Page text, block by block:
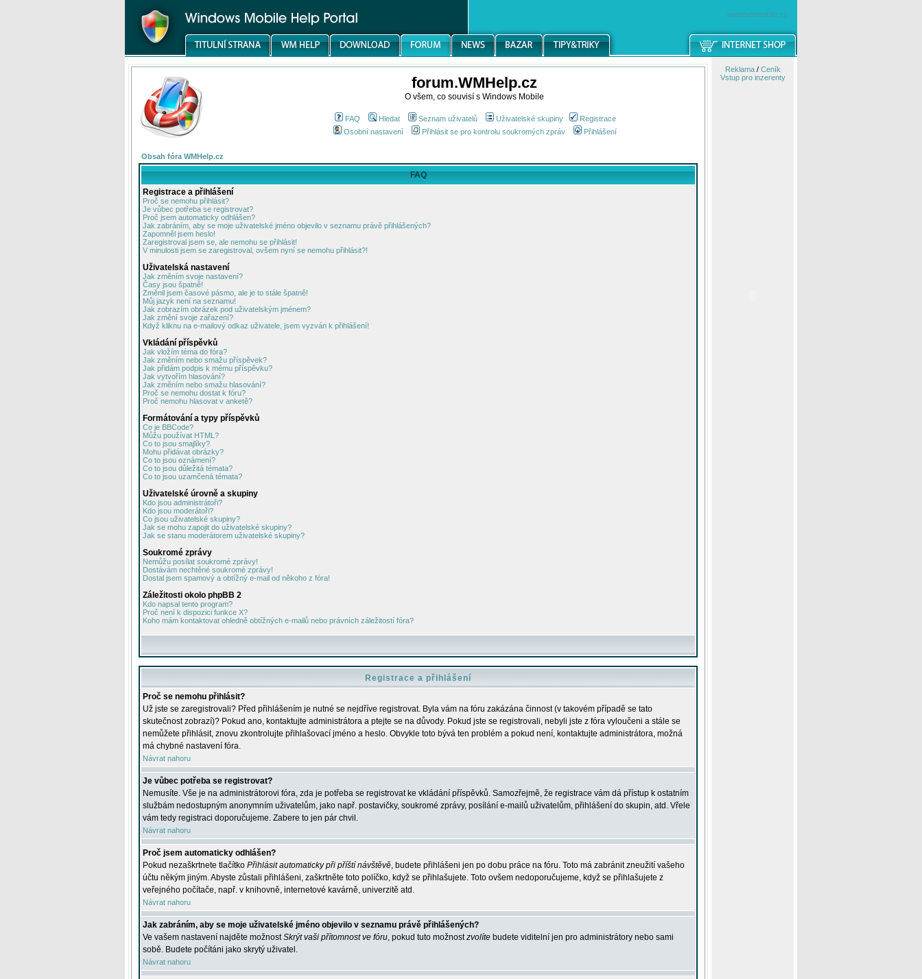
windowsmobile.cz
forum.WMHelp.cz
O všem, co souvisí s Windows Mobile
FAQ Hledat Seznam uživatelů Uživatelské skupiny
Registrace
Osobní nastavení
Přihlásit se pro kontrolu soukromých zpráv Přihlášení
Obsah fóra WMHelp.cz
FAQ
Registrace a přihlášení
Proč se nemohu přihlásit?
Je vůbec potřeba se registrovat?
Proč jsem automaticky odhlášen?
Jak zabráním, aby se moje uživatelské jméno objevilo v seznamu právě přihlášených?
Zapomněl jsem heslo!
Zaregistroval jsem se, ale nemohu se přihlásit!
V minulosti jsem se zaregistroval, ovšem nyní se nemohu přihlásit?!
Uživatelská nastavení
Jak změním svoje nastavení?
Časy jsou špatně!
Změnil jsem časové pásmo, ale je to stále špatně!
Můj jazyk není na seznamu!
Jak zobrazím obrázek pod uživatelským jménem?
Jak změní svoje zařazení?
Když kliknu na e-mailový odkaz uživatele, jsem vyzván k přihlášení!
Vkládání příspěvků
Jak vložím téma do fóra?
Jak změním nebo smažu příspěvek?
Jak přidám podpis k mému příspěvku?
Jak vytvořím hlasování?
Jak změním nebo smažu hlasování?
Proč se nemohu dostat k fóru?
Proč nemohu hlasovat v anketě?
Formátování a typy příspěvků
Co je BBCode?
Můžu používat HTML?
Co to jsou smajlíky?
Mohu přidávat obrázky?
Co to jsou oznámení?
Co to jsou důležitá témata?
Co to jsou uzamčená témata?
Uživatelské úrovně a skupiny
Kdo jsou administrátoři?
Kdo jsou moderátoři?
Co jsou uživatelské skupiny?
Jak se mohu zapojit do uživatelské skupiny?
Jak se stanu moderátorem uživatelské skupiny?
Soukromé zprávy
Nemůžu posílat soukromé zprávy!
Dostávám nechtěné soukromé zprávy!
Dostal jsem spamový a obtížný e-mail od někoho z fóra!
Záležitosti okolo phpBB 2
Kdo napsal tento program?
Proč není k dispozici funkce X?
Koho mám kontaktovat ohledně obtížných e-mailů nebo právních záležitostí fóra?
Registrace a přihlášení
Proč se nemohu přihlásit?
Už jste se zaregistrovali? Před přihlášením je nutné se nejdříve registrovat. Byla vám na fóru zakázána činnost (v takovém případě se tato
skutečnost zobrazí)? Pokud ano, kontaktujte administrátora a ptejte se na důvody. Pokud jste se registrovali, nebyli jste z fóra vyloučeni a stále se
nemůžete přihlásit, znovu zkontrolujte přihlašovací jméno a heslo. Obvykle toto bývá ten problém a pokud není, kontaktujte administrátora, možná
má chybné nastavení fóra.
Návrat nahoru
Je vůbec potřeba se registrovat?
Nemusíte. Vše je na administrátorovi fóra, zda je potřeba se registrovat ke vkládání příspěvků. Samozřejmě, že registrace vám dá přístup k ostatním
službám nedostupným anonymním uživatelům, jako např. postavičky, soukromé zprávy, posílání e-mailů uživatelům, přihlášení do skupin, atd. Vřele
vám tedy registraci doporučujeme. Zabere to jen pár chvil.
Návrat nahoru
Proč jsem automaticky odhlášen?
Pokud nezaškrtnete tlačítko Přihlásit automaticky při příští návštěvě, budete přihlášeni jen po dobu práce na fóru. Toto má zabránit zneužití vašeho
účtu někým jiným. Abyste zůstali přihlášeni, zaškrtněte toto políčko, když se přihlašujete. Toto ovšem nedoporučujeme, když se přihlašujete z
veřejného počítače, např. v knihovně, internetové kavárně, univerzitě atd.
Návrat nahoru
Jak zabráním, aby se moje uživatelské jméno objevilo v seznamu právě přihlášených?
Ve vašem nastavení najděte možnostSkrýt vaši přítomnost ve fóru, pokud tuto možnostzvolíte budete viditelní jen pro administrátory nebo sami
sobě. Budete počítáni jako skrytý uživatel.
Návrat nahoru
Reklama/ Ceník
Vstup pro inzerenty